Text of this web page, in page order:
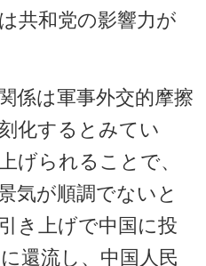
共和党の影響力が
係は軍事外交的摩擦
化するとみてい
げられることで、
気が順調でないと
き上げで中国に投
還流し、中国人民